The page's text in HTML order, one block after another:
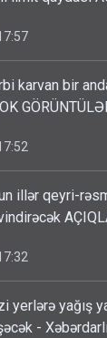
karvan bir
illər qeyri-
yerlərə yağış
-